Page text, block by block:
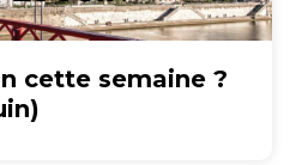
cette semaine ?